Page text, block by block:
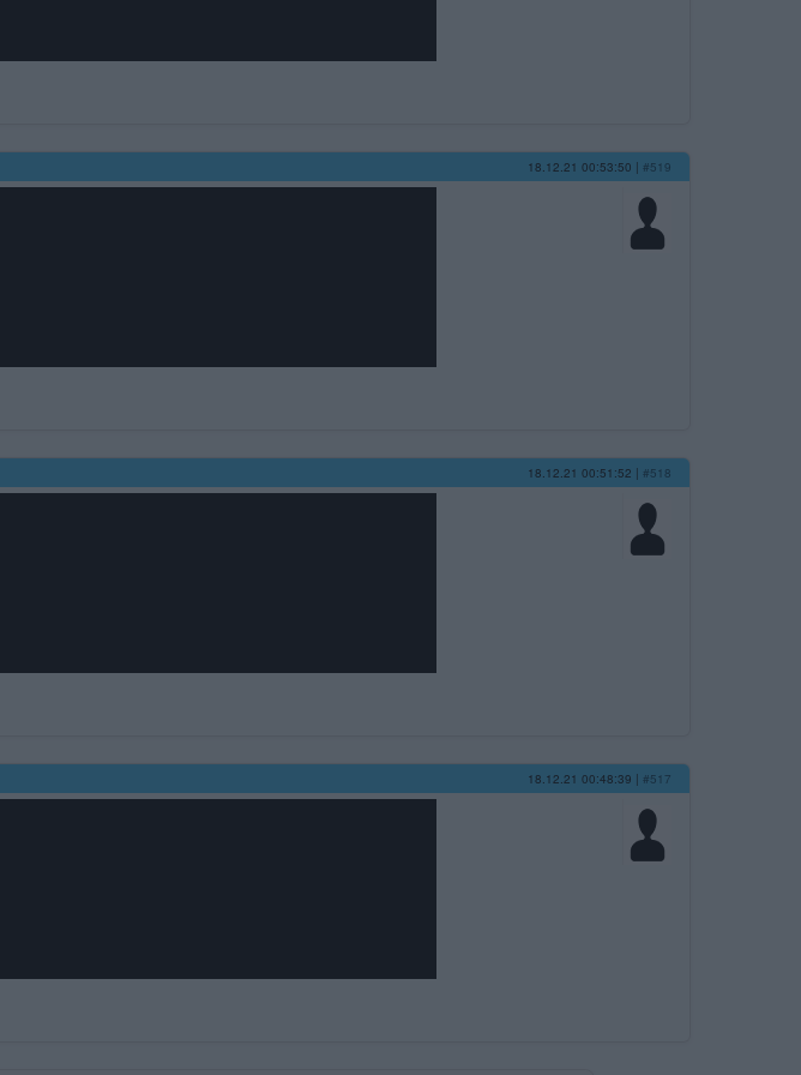
18.12.21 00:53:50 | #519
18.12.21 00:51:52 | #518
18.12.21 00:48:39 | #517